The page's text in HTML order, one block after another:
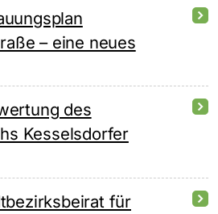
– eine neues
des
Kesselsdorfer
für